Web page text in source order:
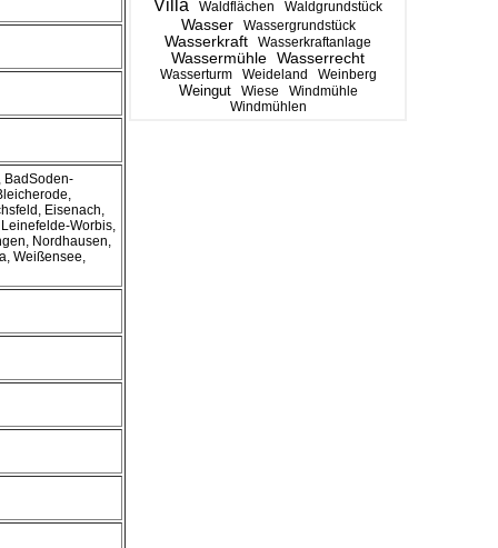
Villa Waldflächen Waldgrundstück
Wasser Wassergrundstück
Wasserkraft Wasserkraftanlage
Wassermühle Wasserrecht
Wasserturm Weideland Weinberg
Weingut Wiese
Windmühle
Windmühlen
BadSoden-
Eisenach,
Worbis,
Nordhausen,
Weißensee,